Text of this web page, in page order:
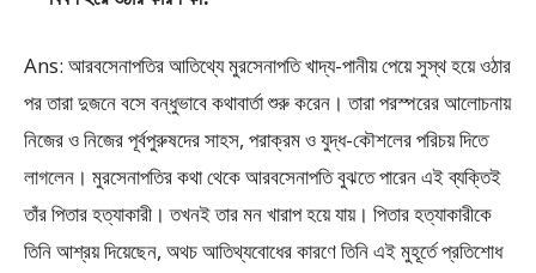
Ans: আরবসেনাপতির আতিথ্যে মুরসেনাপতি খাদ্য-পানীয় পেয়ে সুস্থ হয়ে ওঠার
পর তারা দুজনে বসে বন্ধুভাবে কথাবার্তা শুরু করেন। তারা পরস্পরের আলােচনায়
নিজের ও নিজের পূর্বপুরুষদের সাহস, পরাক্রম ও যুদ্ধ-কৌশলের পরিচয় দিতে
লাগলেন। মুরসেনাপতির কথা থেকে আরবসেনাপতি বুঝতে পারেন এই ব্যক্তিই
তাঁর পিতার হত্যাকারী। তখনই তার মন খারাপ হয়ে যায়। পিতার হত্যাকারীকে
তিনি আশ্রয় দিয়েছেন, অথচ আতিথ্যবােধের কারণে তিনি এই মুহূর্তে প্রতিশােধ